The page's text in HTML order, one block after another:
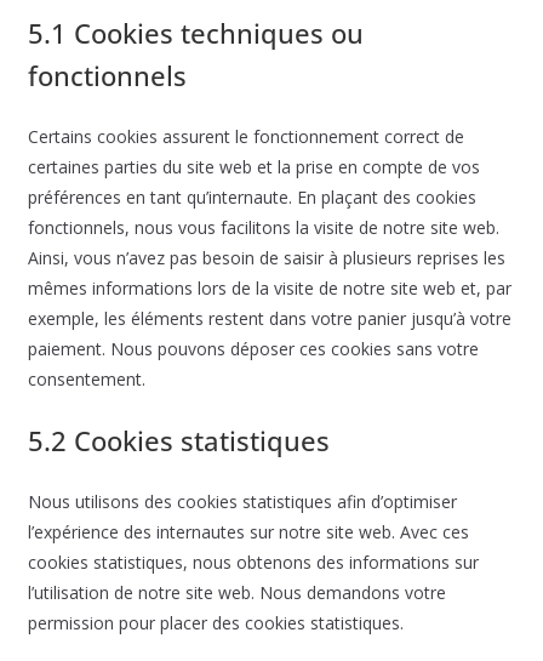
5.1 Cookies techniques ou
fonctionnels
Certains cookies assurent le fonctionnement correct de
certaines parties du site web et la prise en compte de vos
préférences en tant qu’internaute. En plaçant des cookies
fonctionnels, nous vous facilitons la visite de notre site web.
Ainsi, vous n’avez pas besoin de saisir à plusieurs reprises les
mêmes informations lors de la visite de notre site web et, par
exemple, les éléments restent dans votre panier jusqu’à votre
paiement. Nous pouvons déposer ces cookies sans votre
consentement.
5.2 Cookies statistiques
Nous utilisons des cookies statistiques afin d’optimiser
l’expérience des internautes sur notre site web. Avec ces
cookies statistiques, nous obtenons des informations sur
l’utilisation de notre site web. Nous demandons votre
permission pour placer des cookies statistiques.